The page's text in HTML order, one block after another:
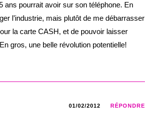
ans pourrait avoir sur son téléphone. En
l’industrie, mais plutôt de me débarrasser
la carte CASH, et de pouvoir laisser
gros, une belle révolution potentielle!
01/02/2012 RÉPONDRE